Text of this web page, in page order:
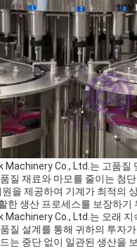
Machinery Co., Ltd.는 고품
질 재료와 마모를 줄이는 첨
을 제공하여 기계가 최적의
한 생산 프로세스를 보장하
Co., Ltd.는 오래
질 설계를 통해 귀하의 투자
는 중단 없이 일관된 생산을